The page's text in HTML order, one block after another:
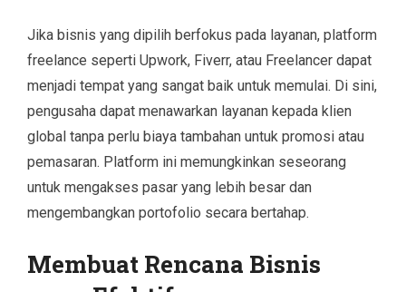
Jika bisnis yang dipilih berfokus pada layanan, platform
freelance seperti Upwork, Fiverr, atau Freelancer dapat
menjadi tempat yang sangat baik untuk memulai. Di sini,
pengusaha dapat menawarkan layanan kepada klien
global tanpa perlu biaya tambahan untuk promosi atau
pemasaran. Platform ini memungkinkan seseorang
untuk mengakses pasar yang lebih besar dan
mengembangkan portofolio secara bertahap.
Membuat Rencana Bisnis